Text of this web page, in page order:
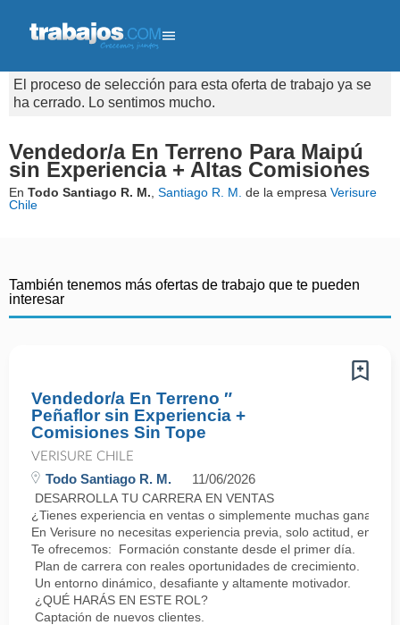
El proceso de selección para esta oferta de trabajo ya se
ha cerrado. Lo sentimos mucho.
Vendedor/a En Terreno Para Maipú
sin Experiencia + Altas Comisiones
En Todo Santiago R. M. Santiago R. M. de la empresa Verisure
Chile
También tenemos más ofertas de trabajo que te pueden
interesar
Vendedor/a En Terreno ″
Peñaflor sin Experiencia +
Comisiones Sin Tope
VERISURE CHILE
Todo Santiago R. M. 11/06/2026
DESARROLLA TU CARRERA EN VENTAS
¿Tienes experiencia en ventas o simplemente muchas ganas
En Verisure no necesitas experiencia previa, solo actitud,
Te ofrecemos: Formación constante desde el primer día.
Plan de carrera con reales oportunidades de crecimiento.
Un entorno dinámico, desafiante y altamente motivador.
¿QUÉ HARÁS EN ESTE ROL?
Captación de nuevos clientes.